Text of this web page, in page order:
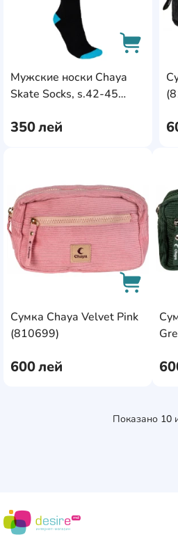
Мужские носки Chaya
Skate Socks, s.42-45
350лей
Сумка Chaya Velvet Pink
(810699)
600лей
Показано 10